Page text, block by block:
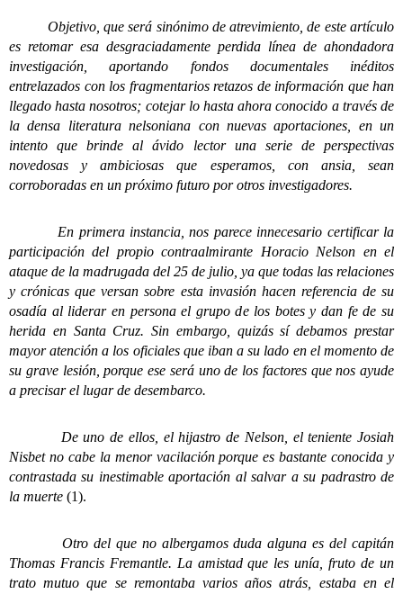
Objetivo, que será sinónimo de atrevimiento, de este artículo
es retomar esa desgraciadamente perdida línea de ahondadora
investigación, aportando fondos documentales inéditos
entrelazados con los fragmentarios retazos de información que han
llegado hasta nosotros; cotejar lo hasta ahora conocido a través de
la densa literatura nelsoniana con nuevas aportaciones, en un
intento que brinde al ávido lector una serie de perspectivas
novedosas y ambiciosas que esperamos, con ansia, sean
corroboradas en un próximo futuro por otros investigadores.
En primera instancia, nos parece innecesario certificar la
participación del propio contraalmirante Horacio Nelson en el
ataque de la madrugada del 25 de julio, ya que todas las relaciones
y crónicas que versan sobre esta invasión hacen referencia de su
osadía al liderar en persona el grupo de los botes y dan fe de su
herida en Santa Cruz. Sin embargo, quizás sí debamos prestar
mayor atención a los oficiales que iban a su lado en el momento de
su grave lesión, porque ese será uno de los factores que nos ayude
a precisar el lugar de desembarco.
De uno de ellos, el hijastro de Nelson, el teniente Josiah
Nisbet no cabe la menor vacilación porque es bastante conocida y
contrastada su inestimable aportación al salvar a su padrastro de
la muerte (1).
Otro del que no albergamos duda alguna es del capitán
Thomas Francis Fremantle. La amistad que les unía, fruto de un
trato mutuo que se remontaba varios años atrás, estaba en el